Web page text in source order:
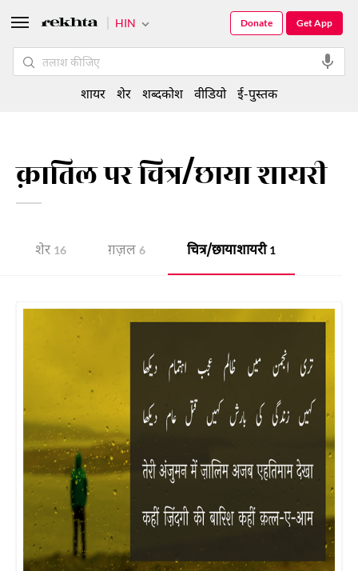
क़ातिल पर चित्र/छाया शायरी
शेर 16 ग़ज़ल 6 चित्र/छाया शायरी 1
HIN Get App
Donate
शायर शेर शब्दकोश वीडियो ई-पुस्तक